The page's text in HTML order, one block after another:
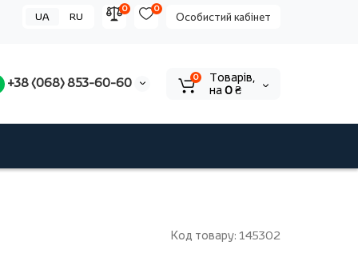
Особистий кабінет
0
0
UA RU
+38 (068) 853-60-60 0
Tоварів,
на0 ₴
Код товару: 145302